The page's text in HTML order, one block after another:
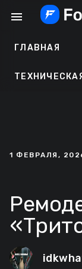
menu
ГЛАВНАЯ
1 ФЕВРАЛЯ,